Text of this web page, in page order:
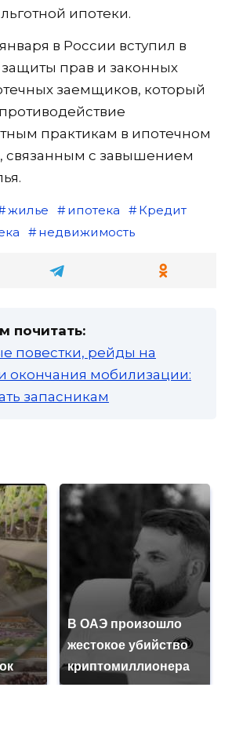
ипотеки.
в России вступил в
защиты прав и законных
заемщиков, который
практикам в ипотечном
связанным с завышением
жилье ипотека
Кредит
недвижимость
почитать:
повестки, рейды на
окончания мобилизации:
запасникам
В ОАЭ произошло
жестокое убийство
криптомиллионера